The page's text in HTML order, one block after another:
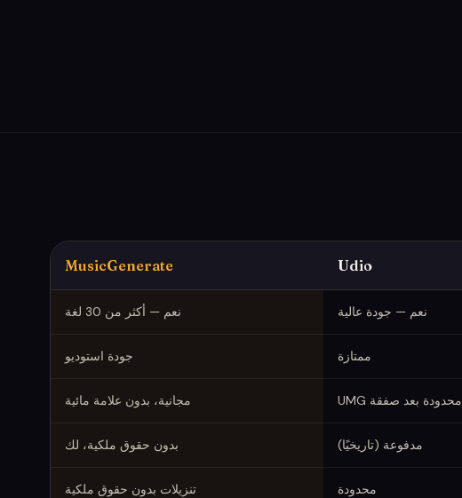
Udio
MusicGenerate
نعم — جودة عالية نعم — أكثر من 30 لغة
ممتازة جودة استوديو
محدودة بعد صفقة UMG مجانية، بدون علامة مائية
مدفوعة (تاريخيًا) بدون حقوق ملكية، لك
محدودة تنزيلات بدون حقوق ملكية